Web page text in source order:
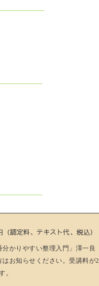
認定料、テキスト代、税込）
分かりやすい整理入門」澤一良
お知らせください。受講料が2
。